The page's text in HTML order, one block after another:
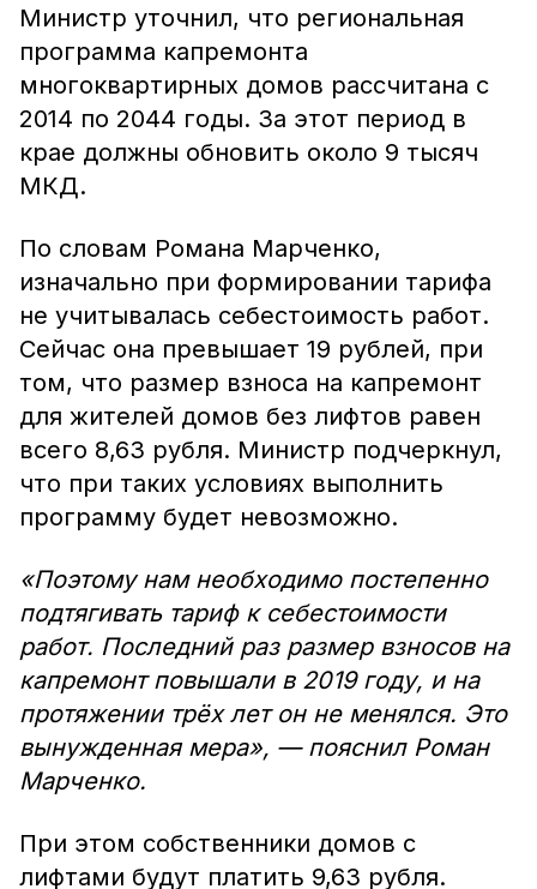
Министр уточнил, что региональная
программа капремонта
многоквартирных домов рассчитана с
2014 по 2044 годы. За этот период в
крае должны обновить около 9 тысяч
МКД.
По словам Романа Марченко,
изначально при формировании тарифа
не учитывалась себестоимость работ.
Сейчас она превышает 19 рублей, при
том, что размер взноса на капремонт
для жителей домов без лифтов равен
всего 8,63 рубля. Министр подчеркнул,
что при таких условиях выполнить
программу будет невозможно.
«Поэтому нам необходимо постепенно
подтягивать тариф к себестоимости
работ. Последний раз размер взносов на
капремонт повышали в 2019 году, и на
протяжении трёх лет он не менялся. Это
вынужденная мера», — пояснил Роман
Марченко.
При этом собственники домов с
лифтами будут платить 9,63 рубля.